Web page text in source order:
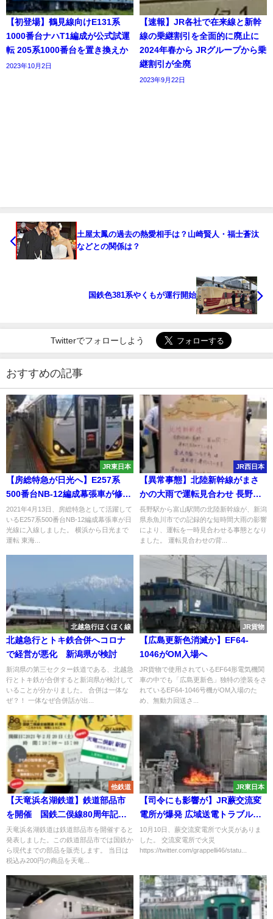
【初登場】鶴見線向けE131系
1000番台ナハT1編成が公式試運
転 205系1000番台を置き換えか
2023年10月2日
【速報】JR各社で在来線と新幹
線の乗継割引を全面的に廃止に
2024年春から JRグループから乗
継割引が全廃
2023年9月22日
土屋太鳳の過去の熱愛相手は？山崎賢人・福士蒼汰
などとの関係は？
国鉄色381系やくもが運行開始
Twitterでフォローしよう
おすすめの記事
JR東日本
【房総特急が日光へ】E257系
500番台NB-12編成幕張車が修学
旅行専用列車として運転
2021年4月13日、房総特急として活躍して
いるE257系500番台NB-12編成幕張車が日
光線に入線しました。 横浜から日光まで
運転 東海...
JR西日本
【異常事態】北陸新幹線がまさ
かの大雨で運転見合わせ 長野－
富山
長野駅から富山駅間の北陸新幹線が、新潟
県糸魚川市での記録的な短時間大雨の影響
により、運転を一時見合わせる事態となり
ました。 運転見合わせの背...
北越急行ほくほく線
北越急行とトキ鉄合併へコロナ
で経営が悪化 新潟県が検討
新潟県の第三セクター鉄道である、北越急
行とトキ鉄が合併すると新潟県が検討して
いることが分かりました。 合併は一体な
ぜ？！ 一体なぜ合併話が出...
JR貨物
【広島更新色消滅か】EF64-
1046がOM入場へ
JR貨物で使用されているEF64形電気機関
車の中でも「広島更新色」独特の塗装をさ
れているEF64-1046号機がOM入場のた
め、無動力回送さ...
他鉄道
【天竜浜名湖鉄道】鉄道部品市
を開催 国鉄二俣線80周年記念
で 2021年2月20日～
天竜浜名湖鉄道は鉄道部品市を開催すると
発表しました。この鉄道部品市では国鉄か
ら現代までの部品を販売します。 当日は
税込み200円の商品を天竜...
JR東日本
【司令にも影響が】JR蕨交流変
電所が爆発 広域送電トラブルで
鉄道網が麻痺
10月10日、蕨交流変電所で火災がありま
した。 交流変電所で火災
https://twitter.com/grappelli46/statu...